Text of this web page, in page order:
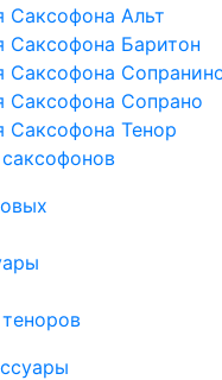
Саксофона Альт
Саксофона Баритон
Саксофона
Саксофона Сопрано
Саксофона Тенор